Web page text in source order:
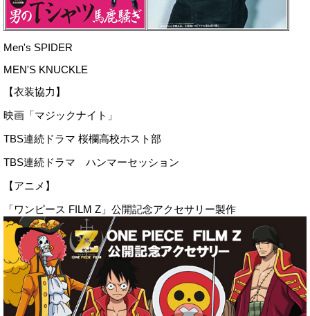
Men's SPIDER
MEN'S KNUCKLE
【衣装協力】
映画「マジックナイト」
TBS連続ドラマ 桜欄高校ホスト部
TBS連続ドラマ ハンマーセッション
【アニメ】
「ワンピース FILM Z」公開記念アクセサリー製作